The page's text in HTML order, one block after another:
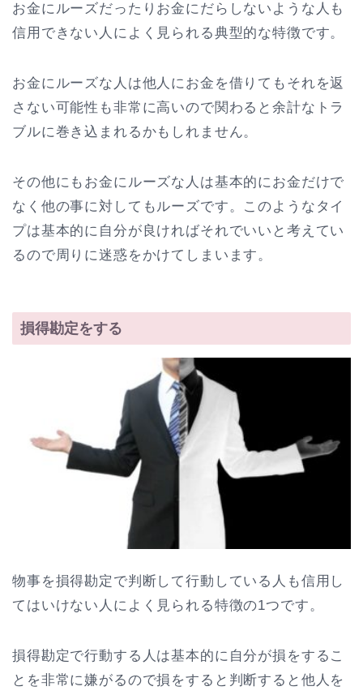
お金にルーズだったりお金にだらしないような人も
信用できない人によく見られる典型的な特徴です。
お金にルーズな人は他人にお金を借りてもそれを返
さない可能性も非常に高いので関わると余計なトラ
ブルに巻き込まれるかもしれません。
その他にもお金にルーズな人は基本的にお金だけで
なく他の事に対してもルーズです。このようなタイ
プは基本的に自分が良ければそれでいいと考えてい
るので周りに迷惑をかけてしまいます。
損得勘定をする
物事を損得勘定で判断して行動している人も信用し
てはいけない人によく見られる特徴の1つです。
損得勘定で行動する人は基本的に自分が損をするこ
とを非常に嫌がるので損をすると判断すると他人を